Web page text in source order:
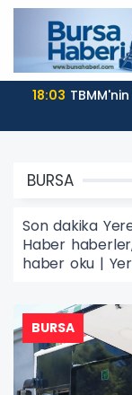
17:57
BURSA
Son dakika
Haber
haber oku |
BURSA